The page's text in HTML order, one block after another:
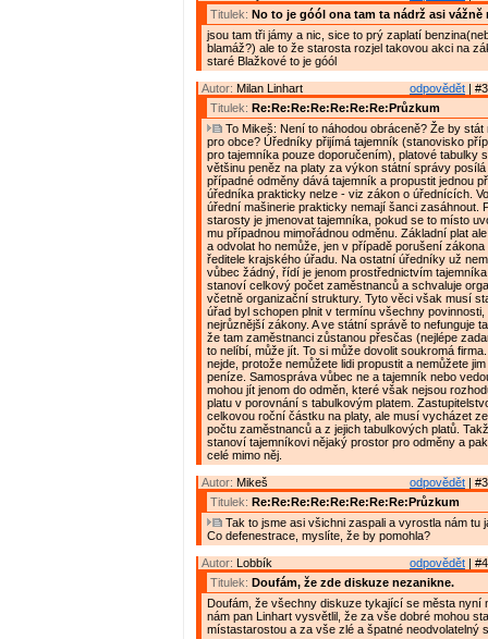
Titulek: No to je góól ona tam ta nádrž asi vážně
jsou tam tři jámy a nic, sice to prý zaplatí
blamáž?) ale to že starosta rozjel takovou akci na
staré Blažkové to je góól
odpovědět |
Autor: Milan Linhart
Titulek: Re:Re:Re:Re:Re:Re:Re:Průzkum
To Mikeš: Není to náhodou obráceně? Že by stát
pro obce? Úředníky přijímá tajemník (stanovisko
pro tajemníka pouze doporučením), platové tabulky
většinu peněz na platy za výkon státní správy
případné odměny dává tajemník a propustit jednou
úředníka prakticky nelze - viz zákon o úřednících.
úřední mašinerie prakticky nemají šanci zasáhnout.
starosty je jmenovat tajemníka, pokud se to místo
mu případnou mimořádnou odměnu. Základní plat
a odvolat ho nemůže, jen v případě porušení
ředitele krajského úřadu. Na ostatní úředníky už
vůbec žádný, řídí je jenom prostřednictvím
stanoví celkový počet zaměstnanců a schvaluje
včetně organizační struktury. Tyto věci však musí
úřad byl schopen plnit v termínu všechny
nejrůznější zákony. A ve státní správě to nefunguje
že tam zaměstnanci zůstanou přesčas (nejlépe
to nelíbí, může jít. To si může dovolit soukromá
nejde, protože nemůžete lidi propustit a nemůžete
peníze. Samospráva vůbec ne a tajemník nebo
mohou jít jenom do odměn, které však nejsou
platu v porovnání s tabulkovým platem.
celkovou roční částku na platy, ale musí vycházet
počtu zaměstnanců a z jejich tabulkových platů.
stanoví tajemníkovi nějaký prostor pro odměny a
celé mimo něj.
odpovědět |
Autor: Mikeš
Titulek: Re:Re:Re:Re:Re:Re:Re:Re:Průzkum
Tak to jsme asi všichni zaspali a vyrostla nám tu
Co defenestrace, myslíte, že by pomohla?
odpovědět |
Autor: Lobbík
Titulek: Doufám, že zde diskuze nezanikne.
Doufám, že všechny diskuze tykající se města nyní
nám pan Linhart vysvětlil, že za vše dobré mohou
místastarostou a za vše zlé a špatné neodvolatelný